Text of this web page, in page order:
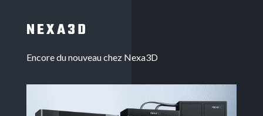
NEXA3D
Encore du nouveau chez Nexa3D